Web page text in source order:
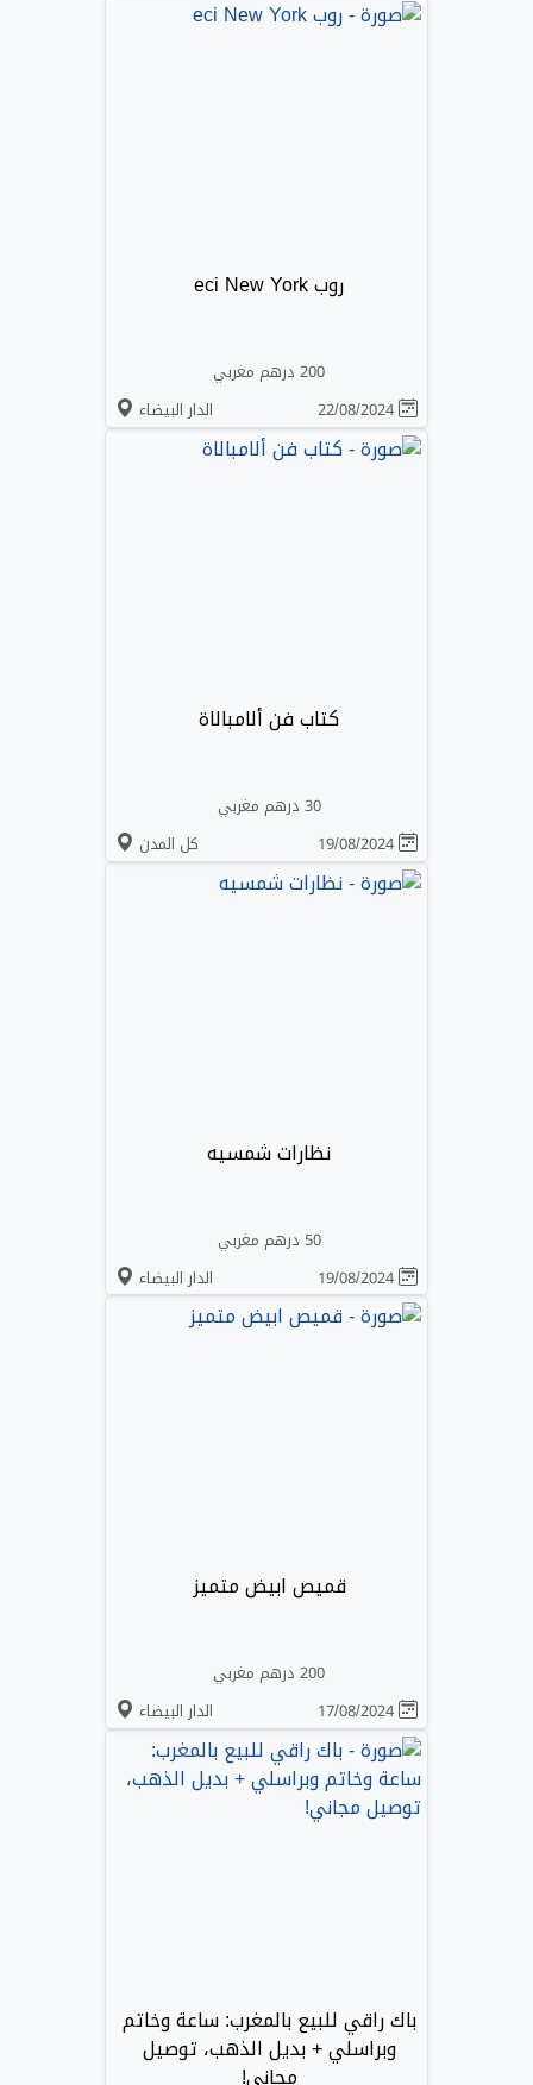
روب eci New York
200 درهم مغربي
الدار البيضاء
كتاب فن ألامبالاة
30 درهم مغربي
كل المدن
نظارات شمسيه
50 درهم مغربي
الدار البيضاء
قميص ابيض متميز
200 درهم مغربي
الدار البيضاء
باك راقي للبيع بالمغرب: ساعة وخاتم
وبراسلي + بديل الذهب، توصيل
مجاني!